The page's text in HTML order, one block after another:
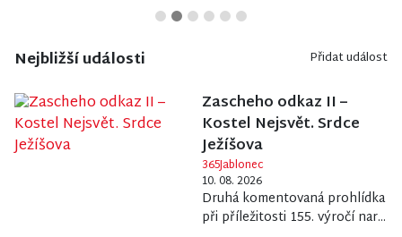
Nejbližší události Přidat událost
Zascheho odkaz II –
Kostel Nejsvět. Srdce
Ježíšova
365Jablonec
10. 08. 2026
Druhá komentovaná prohlídka
při příležitosti 155. výročí nar...